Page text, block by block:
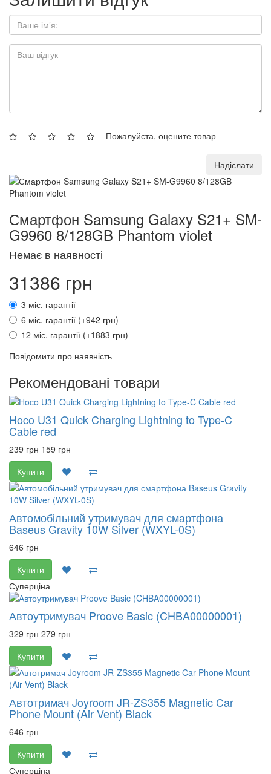
Пожалуйста, оцените товар
Надіслати
Смартфон Samsung Galaxy S21+ SM-
G9960 8/128GB Phantom violet
Немає в наявності
31386 грн
3 міс. гарантії
6 міс. гарантії (+942 грн)
12 міс. гарантії (+1883 грн)
Повідомити про наявність
Рекомендовані товари
Hoco U31 Quick Charging Lightning to Type-C
Cable red
239 грн 159 грн
Купити
Автомобільний утримувач для смартфона
Baseus Gravity 10W Silver (WXYL-0S)
646 грн
Купити
Суперціна
Автоутримувач Proove Basic (CHBA00000001)
329 грн 279 грн
Купити
Автотримач Joyroom JR-ZS355 Magnetic Car
Phone Mount (Air Vent) Black
646 грн
Купити
Суперціна